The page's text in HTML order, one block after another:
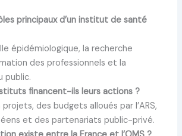
principaux d’un institut de santé
épidémiologique, la recherche
des professionnels et la
public.
financent-ils leurs actions ?
des budgets alloués par l’ARS,
et des partenariats public-privé.